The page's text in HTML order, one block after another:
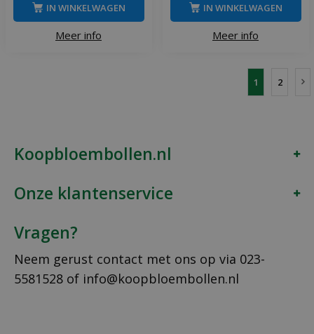
Meer info
IN WINKELWAGEN
Meer info
IN WINKELWAGEN
1 2
Koopbloembollen.nl
Onze klantenservice
Vragen?
Neem gerust contact met ons op via 023-
5581528 of info@koopbloembollen.nl